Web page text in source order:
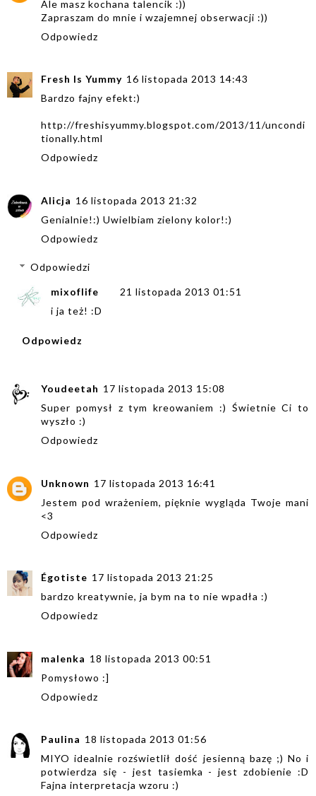
Ale masz kochana talencik :))
Zapraszam do mnie i wzajemnej obserwacji :))
Odpowiedz
Fresh Is Yummy 16 listopada 2013 14:43
Bardzo fajny efekt:)
http://freshisyummy.blogspot.com/2013/11/uncondi
tionally.html
Odpowiedz
Alicja 16 listopada 2013 21:32
Genialnie!:) Uwielbiam zielony kolor!:)
Odpowiedz
Odpowiedzi
mixoflife
21 listopada 2013 01:51
i ja też! :D
Odpowiedz
Youdeetah 17 listopada 2013 15:08
Super pomysł z tym kreowaniem :) Świetnie Ci to
wyszło :)
Odpowiedz
Unknown 17 listopada 2013 16:41
Jestem pod wrażeniem, pięknie wygląda Twoje mani
<3
Odpowiedz
Égotiste 17 listopada 2013 21:25
bardzo kreatywnie, ja bym na to nie wpadła :)
Odpowiedz
malenka 18 listopada 2013 00:51
Pomysłowo :]
Odpowiedz
Paulina 18 listopada 2013 01:56
MIYO idealnie rozświetlił dość jesienną bazę ;) No i
potwierdza się - jest tasiemka - jest zdobienie :D
Fajna interpretacja wzoru :)